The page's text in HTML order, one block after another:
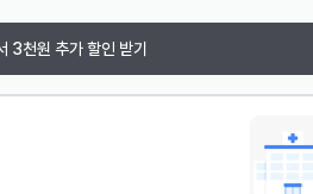
3천원 추가 할인 받기